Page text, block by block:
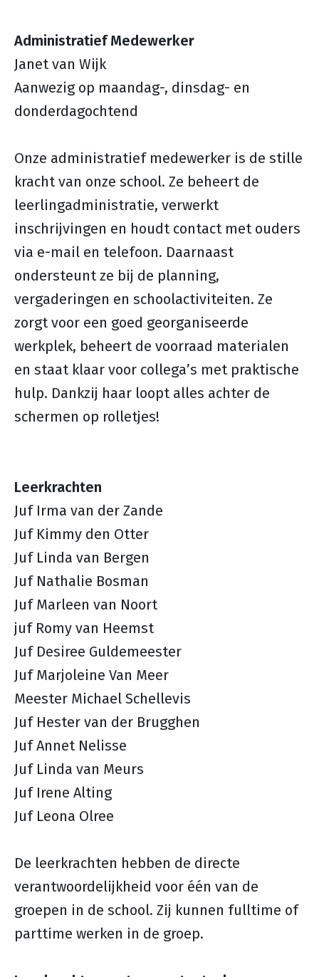
Administratief Medewerker
Janet van Wijk
Aanwezig op maandag-, dinsdag- en
donderdagochtend
Onze administratief medewerker is de stille
kracht van onze school. Ze beheert de
leerlingadministratie, verwerkt
inschrijvingen en houdt contact met ouders
via e-mail en telefoon. Daarnaast
ondersteunt ze bij de planning,
vergaderingen en schoolactiviteiten. Ze
zorgt voor een goed georganiseerde
werkplek, beheert de voorraad materialen
en staat klaar voor collega’s met praktische
hulp. Dankzij haar loopt alles achter de
schermen op rolletjes!
Leerkrachten
Juf Irma van der Zande
Juf Kimmy den Otter
Juf Linda van Bergen
Juf Nathalie Bosman
Juf Marleen van Noort
juf Romy van Heemst
Juf Desiree Guldemeester
Juf Marjoleine Van Meer
Meester Michael Schellevis
Juf Hester van der Brugghen
Juf Annet Nelisse
Juf Linda van Meurs
Juf Irene Alting
Juf Leona Olree
De leerkrachten hebben de directe
verantwoordelijkheid voor één van de
groepen in de school. Zij kunnen fulltime of
parttime werken in de groep.